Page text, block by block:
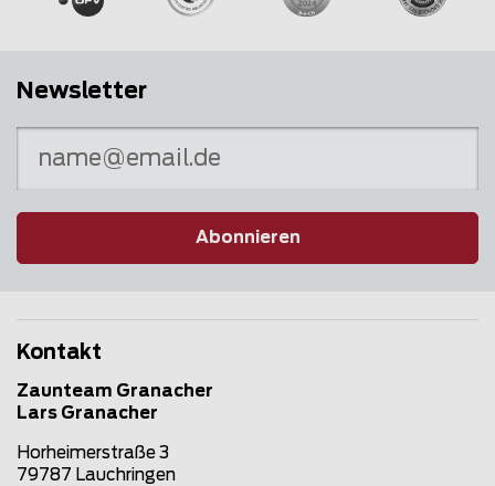
Newsletter
Abonnieren
Kontakt
Zaunteam Granacher
Lars Granacher
Horheimerstraße 3
79787 Lauchringen